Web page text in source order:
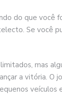
do que você
Se você
mas
a vitória. O